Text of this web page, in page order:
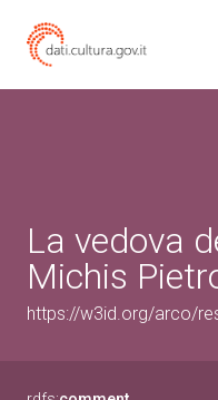
La vedova
Michis
https://w3id.org/arco/